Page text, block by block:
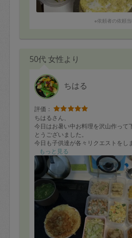
※依頼者の依頼
50代 女性より
ちはる
評価：
ちはるさん、
今日はお暑い中お料理を沢山作って
とうございました。
今日も子供達が各々リクエストをし
卵焼き、タコさんウインナー、じゃ
ペペロンチーニをお願いしました。
その他はちはるさんのお任せで、ガ
寿司、茄子の揚げ浸し、ポテトサ
大好物のお料理を沢山作って頂きま
来週お会いできないので子供達ち
お料理するのに必死で🤣
お料理の邪魔してしまいすみません
また再来週お待ちしています！
もっと見る